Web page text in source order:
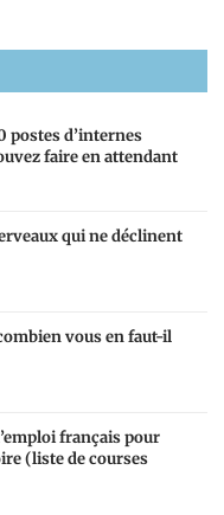
postes d’internes
faire en attendant
qui ne déclinent
vous en faut-il
français pour
(liste de courses